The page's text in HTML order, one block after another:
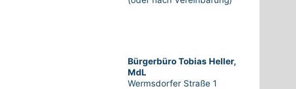
Bürgerbüro Tobias Heller,
MdL
Wermsdorfer Straße 1